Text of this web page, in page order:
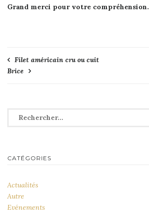
Grand merci pour votre compréhension.
Navigation
de
Filet américain cru ou cuit
Brice
Rechercher :
CATÉGORIES
Actualités
Autre
Evénements